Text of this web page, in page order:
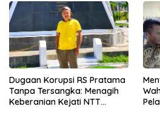
Dugaan Korupsi RS Pratama
Tanpa Tersangka: Menagih
Keberanian Kejati NTT